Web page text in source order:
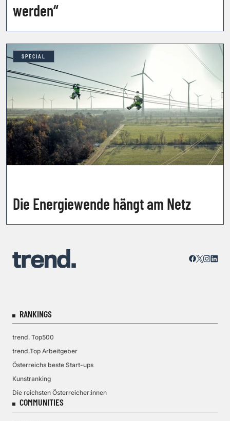
werden“
SPECIAL
Die Energiewende hängt am Netz
RANKINGS
trend. Top500
trend.Top Arbeitgeber
Österreichs beste Start-ups
Kunstranking
Die reichsten Österreicher:innen
COMMUNITIES